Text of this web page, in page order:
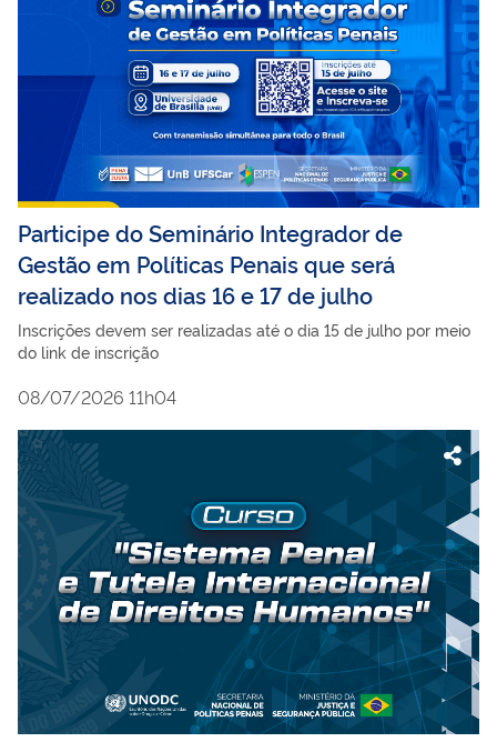
Participe do Seminário Integrador de
Gestão em Políticas Penais que será
realizado nos dias 16 e 17 de julho
Inscrições devem ser realizadas até o dia 15 de julho por meio
do link de inscrição
08/07/2026 11h04